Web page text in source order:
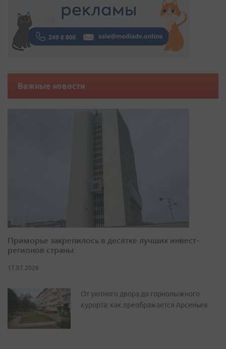
Важные новости
Приморье закрепилось в десятке лучших инвест-
регионов страны
17.07.2026
От уютного двора до горнолыжного
курорта: как преображается Арсеньев